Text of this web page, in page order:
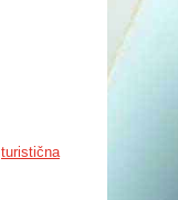
turistična